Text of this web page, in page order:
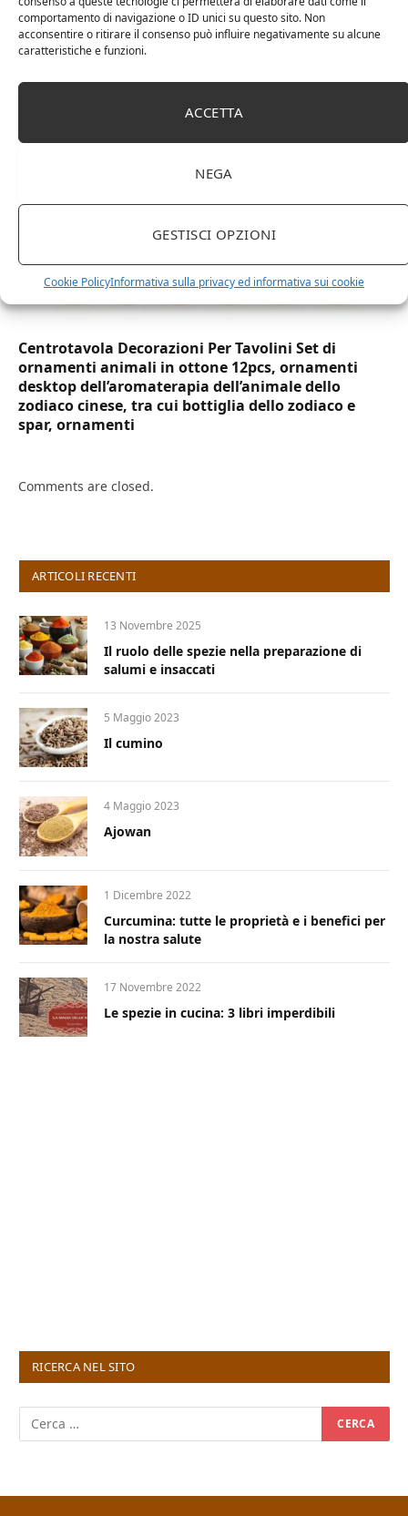
comportamento di navigazione o ID unici su questo sito. Non
acconsentire o ritirare il consenso può influire negativamente su alcune
caratteristiche e funzioni.
ACCETTA
NEGA
GESTISCI OPZIONI
Cookie PolicyInformativa sulla privacy ed informativa sui cookie
DOT Horeca Solutions 1000 Bicchieri PET
trasparenti monouso 350 ML tacca 0,3 alta qualità
birra cocktail drink
Centrotavola Decorazioni Per Tavolini Set di
ornamenti animali in ottone 12pcs, ornamenti
desktop dell’aromaterapia dell’animale dello
zodiaco cinese, tra cui bottiglia dello zodiaco e
spar, ornamenti
Comments are closed.
ARTICOLI RECENTI
13 Novembre 2025
Il ruolo delle spezie nella preparazione di
salumi e insaccati
5 Maggio 2023
Il cumino
4 Maggio 2023
Ajowan
1 Dicembre 2022
Curcumina: tutte le proprietà e i benefici per
la nostra salute
17 Novembre 2022
Le spezie in cucina: 3 libri imperdibili
RICERCA NEL SITO